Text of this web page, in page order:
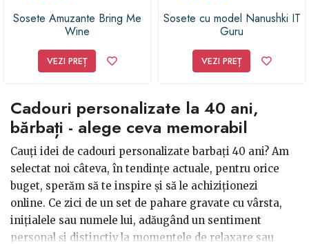
Sosete Amuzante Bring Me
Wine
VEZI PREȚ
Sosete cu model Nanushki IT
Guru
VEZI PREȚ
Cadouri personalizate la 40 ani,
bărbați - alege ceva memorabil
Cauți idei de cadouri personalizate barbați 40 ani? Am
selectat noi câteva, în tendințe actuale, pentru orice
buget, sperăm să te inspire și să le achiziționezi
online. Ce zici de un set de pahare gravate cu vârsta,
inițialele sau numele lui, adăugând un sentiment
personal și distinctiv la momentele de relaxare sau